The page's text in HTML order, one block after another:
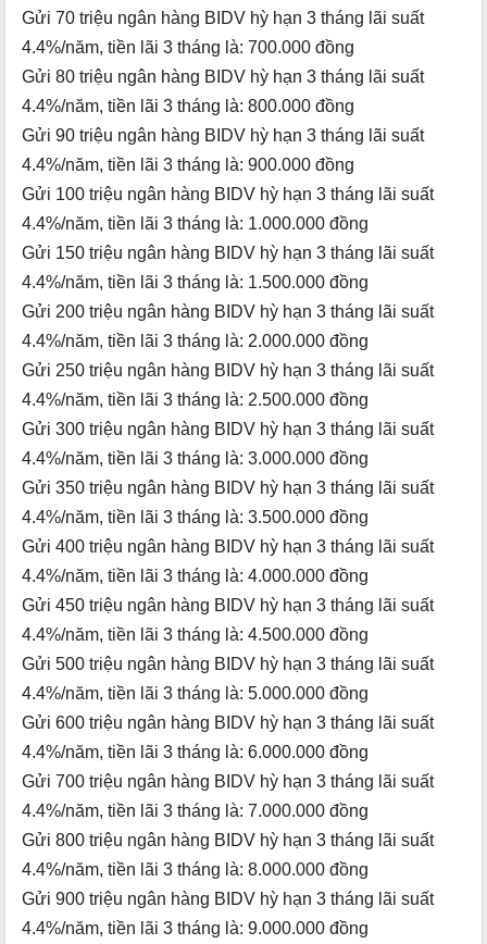
Gửi 70 triệu ngân hàng BIDV hỳ hạn 3 tháng lãi suất
4.4%/năm, tiền lãi 3 tháng là: 700.000 đồng
Gửi 80 triệu ngân hàng BIDV hỳ hạn 3 tháng lãi suất
4.4%/năm, tiền lãi 3 tháng là: 800.000 đồng
Gửi 90 triệu ngân hàng BIDV hỳ hạn 3 tháng lãi suất
4.4%/năm, tiền lãi 3 tháng là: 900.000 đồng
Gửi 100 triệu ngân hàng BIDV hỳ hạn 3 tháng lãi suất
4.4%/năm, tiền lãi 3 tháng là: 1.000.000 đồng
Gửi 150 triệu ngân hàng BIDV hỳ hạn 3 tháng lãi suất
4.4%/năm, tiền lãi 3 tháng là: 1.500.000 đồng
Gửi 200 triệu ngân hàng BIDV hỳ hạn 3 tháng lãi suất
4.4%/năm, tiền lãi 3 tháng là: 2.000.000 đồng
Gửi 250 triệu ngân hàng BIDV hỳ hạn 3 tháng lãi suất
4.4%/năm, tiền lãi 3 tháng là: 2.500.000 đồng
Gửi 300 triệu ngân hàng BIDV hỳ hạn 3 tháng lãi suất
4.4%/năm, tiền lãi 3 tháng là: 3.000.000 đồng
Gửi 350 triệu ngân hàng BIDV hỳ hạn 3 tháng lãi suất
4.4%/năm, tiền lãi 3 tháng là: 3.500.000 đồng
Gửi 400 triệu ngân hàng BIDV hỳ hạn 3 tháng lãi suất
4.4%/năm, tiền lãi 3 tháng là: 4.000.000 đồng
Gửi 450 triệu ngân hàng BIDV hỳ hạn 3 tháng lãi suất
4.4%/năm, tiền lãi 3 tháng là: 4.500.000 đồng
Gửi 500 triệu ngân hàng BIDV hỳ hạn 3 tháng lãi suất
4.4%/năm, tiền lãi 3 tháng là: 5.000.000 đồng
Gửi 600 triệu ngân hàng BIDV hỳ hạn 3 tháng lãi suất
4.4%/năm, tiền lãi 3 tháng là: 6.000.000 đồng
Gửi 700 triệu ngân hàng BIDV hỳ hạn 3 tháng lãi suất
4.4%/năm, tiền lãi 3 tháng là: 7.000.000 đồng
Gửi 800 triệu ngân hàng BIDV hỳ hạn 3 tháng lãi suất
4.4%/năm, tiền lãi 3 tháng là: 8.000.000 đồng
Gửi 900 triệu ngân hàng BIDV hỳ hạn 3 tháng lãi suất
4.4%/năm, tiền lãi 3 tháng là: 9.000.000 đồng